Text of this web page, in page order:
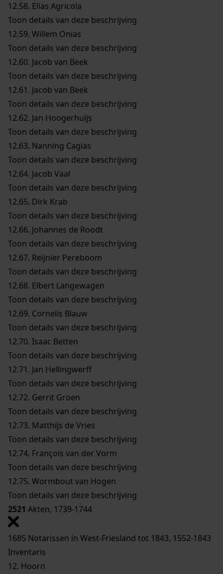
12.58. Elias Agricola
Toon details van deze beschrijving
12.59. Willem Onias
Toon details van deze beschrijving
12.60. Jacob van Beek
Toon details van deze beschrijving
12.61. Jacob van Beek
Toon details van deze beschrijving
12.62. Jan Hoogerhuijs
Toon details van deze beschrijving
12.63. Nanning Cagias
Toon details van deze beschrijving
12.64. Jacob Vaal
Toon details van deze beschrijving
12.65. Dirk Krab
Toon details van deze beschrijving
12.66. Johannes de Roodt
Toon details van deze beschrijving
12.67. Reijnier Pereboom
Toon details van deze beschrijving
12.68. Elbert Langewagen
Toon details van deze beschrijving
12.69. Cornelis Blauw
Toon details van deze beschrijving
12.70. Isaac Betten
Toon details van deze beschrijving
12.71. Jan Hellingwerff
Toon details van deze beschrijving
12.72. Gerrit Groen
Toon details van deze beschrijving
12.73. Matthijs de Vries
Toon details van deze beschrijving
12.74. François van der Vorm
Toon details van deze beschrijving
12.75. Wormbout van Hogen
Toon details van deze beschrijving
2521 Akten, 1739-1744
1685 Notarissen in West-Friesland tot 1843, 1552-1843
Inventaris
12. Hoorn